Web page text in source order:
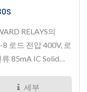
RELAYS의
8 로드 전압 400V, 로
류 85mA IC Solid
세부